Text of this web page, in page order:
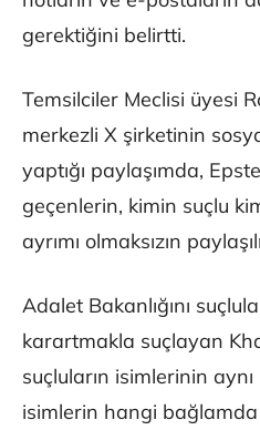
gerektiğini belirtti.
Temsilciler Meclisi üyesi
merkezli X şirketinin
yaptığı paylaşımda,
geçenlerin, kimin suçlu
ayrımı olmaksızın
Adalet Bakanlığını
karartmakla suçlayan
suçluların isimlerinin aynı
isimlerin hangi